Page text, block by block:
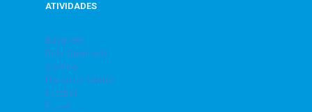
ATIVIDADES
Basquete
Bola Queimada
Corrida
Dança do Ventre
Futebol
Futsal